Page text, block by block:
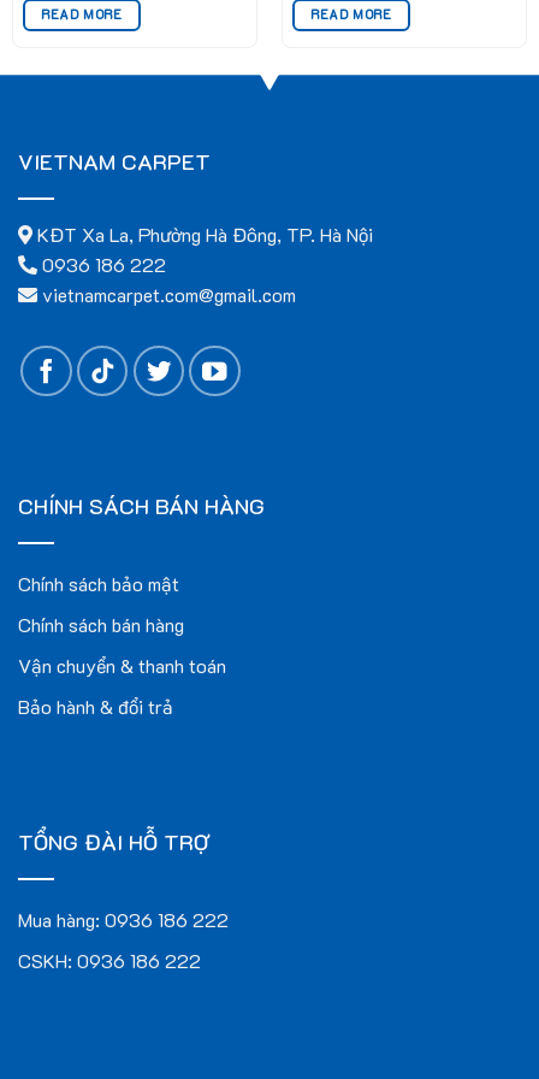
Thảm tấm DC có nhiều màu sắc phong phú, giúp bạn dễ dàng
mình:
READ MORE READ MORE
VIETNAM CARPET
KĐT Xa La, Phường Hà Đông, TP. Hà Nội
0936 186 222
vietnamcarpet.com@gmail.com
CHÍNH SÁCH BÁN HÀNG
Chính sách bảo mật
Chính sách bán hàng
Vận chuyển & thanh toán
Bảo hành & đổi trả
TỔNG ĐÀI HỖ TRỢ
Mua hàng: 0936 186 222
CSKH: 0936 186 222